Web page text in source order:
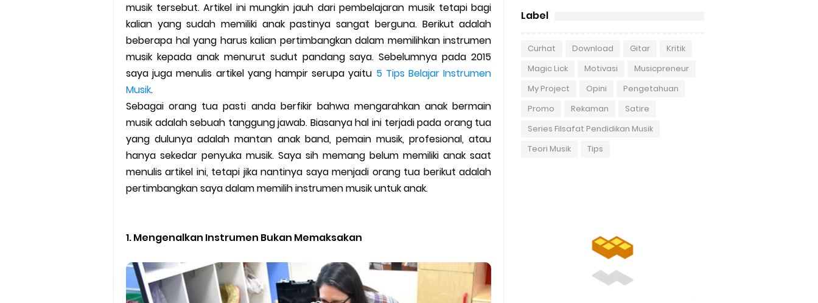
musik tersebut. Artikel ini mungkin jauh dari pembelajaran musik tetapi bagi
kalian yang sudah memiliki anak pastinya sangat berguna. Berikut adalah
beberapa hal yang harus kalian pertimbangkan dalam memilihkan instrumen
musik kepada anak menurut sudut pandang saya. Sebelumnya pada 2015
saya juga menulis artikel yang hampir serupa yaitu 5 Tips Belajar Instrumen
Musik.
Sebagai orang tua pasti anda berfikir bahwa mengarahkan anak bermain
musik adalah sebuah tanggung jawab. Biasanya hal ini terjadi pada orang tua
yang dulunya adalah mantan anak band, pemain musik, profesional, atau
hanya sekedar penyuka musik. Saya sih memang belum memiliki anak saat
menulis artikel ini, tetapi jika nantinya saya menjadi orang tua berikut adalah
pertimbangkan saya dalam memilih instrumen musik untuk anak.
1. Mengenalkan Instrumen Bukan Memaksakan
Label
Curhat Download Gitar
Kritik
Magic Lick
Motivasi
Musicpreneur
My Project
Opini
Pengetahuan
Promo
Rekaman
Satire
Series Filsafat Pendidikan Musik
Teori Musik
Tips